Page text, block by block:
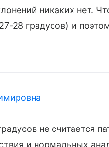
никаких нет.
28 градусов) и
не считается
и нормальных